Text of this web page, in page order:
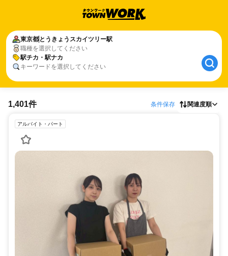
東京都 とうきょうスカイツリー駅
職種を選択してください
駅チカ・駅ナカ
キーワードを選択してください
1,401件 条件保存 関連度順
アルバイト・パート